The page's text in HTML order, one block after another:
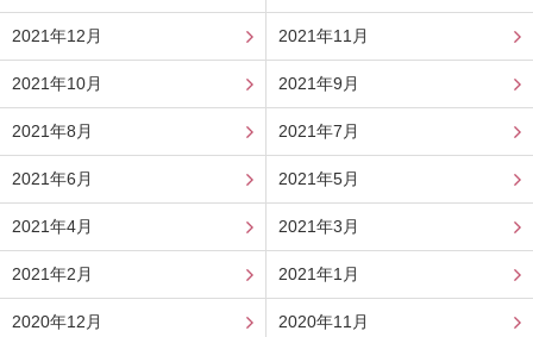
2021年12月 2021年11月
2021年10月 2021年9月
2021年8月 2021年7月
2021年6月 2021年5月
2021年4月 2021年3月
2021年2月 2021年1月
2020年12月 2020年11月